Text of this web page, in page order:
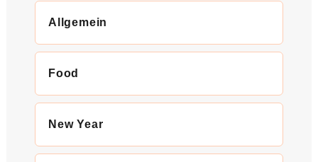
Allgemein
Food
New Year